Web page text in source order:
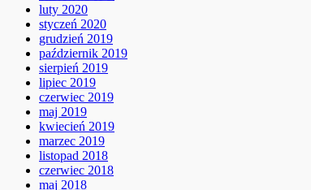
luty 2020
styczeń 2020
grudzień 2019
październik 2019
sierpień 2019
lipiec 2019
czerwiec 2019
maj 2019
kwiecień 2019
marzec 2019
listopad 2018
czerwiec 2018
maj 2018